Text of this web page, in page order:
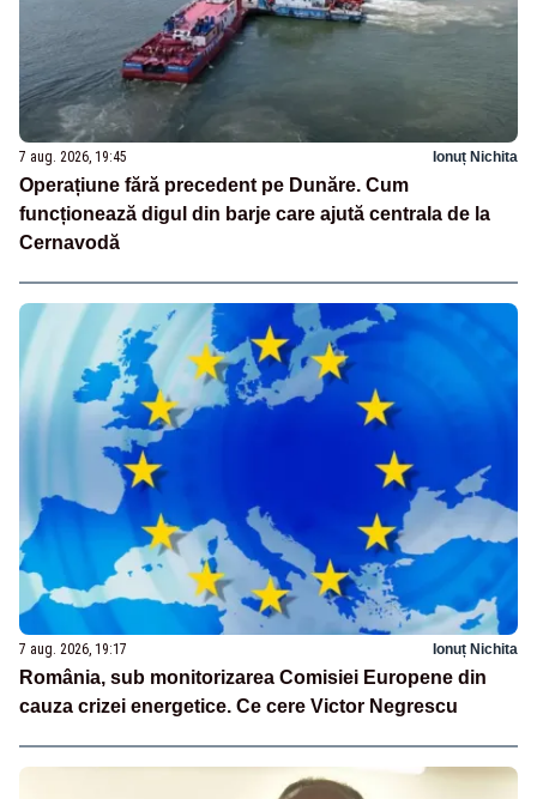
7 aug. 2026, 19:45 Ionuț Nichita
Operațiune fără precedent pe Dunăre. Cum
funcționează digul din barje care ajută centrala de la
Cernavodă
7 aug. 2026, 19:17 Ionuț Nichita
România, sub monitorizarea Comisiei Europene din
cauza crizei energetice. Ce cere Victor Negrescu